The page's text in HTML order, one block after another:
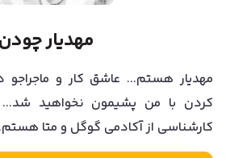
مهدیار چودن
مهدیار هستم... عاشق کار و ماجراجو
کردن با من پشیمون نخواهید شد...
کارشناسی از آکادمی گوگل و متا